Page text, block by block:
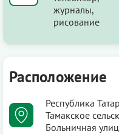
журналы,
рисование
Расположение
Республика
Тамакское
Больничная